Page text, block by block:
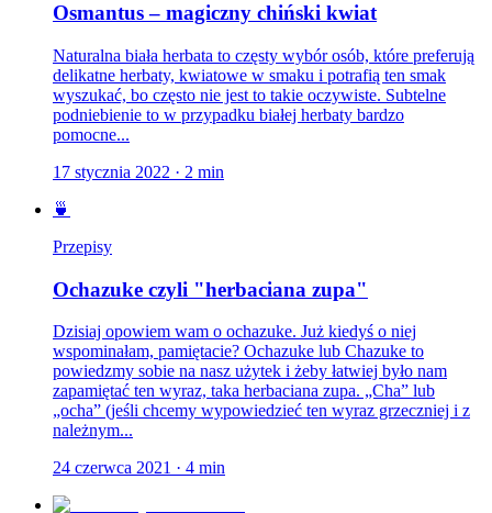
Osmantus – magiczny chiński kwiat
Naturalna biała herbata to częsty wybór osób, które preferują
delikatne herbaty, kwiatowe w smaku i potrafią ten smak
wyszukać, bo często nie jest to takie oczywiste. Subtelne
podniebienie to w przypadku białej herbaty bardzo
pomocne...
17 stycznia 2022 · 2 min
🍵
Przepisy
Ochazuke czyli "herbaciana zupa"
Dzisiaj opowiem wam o ochazuke. Już kiedyś o niej
wspominałam, pamiętacie? Ochazuke lub Chazuke to
powiedzmy sobie na nasz użytek i żeby łatwiej było nam
zapamiętać ten wyraz, taka herbaciana zupa. „Cha” lub
„ocha” (jeśli chcemy wypowiedzieć ten wyraz grzeczniej i z
należnym...
24 czerwca 2021 · 4 min